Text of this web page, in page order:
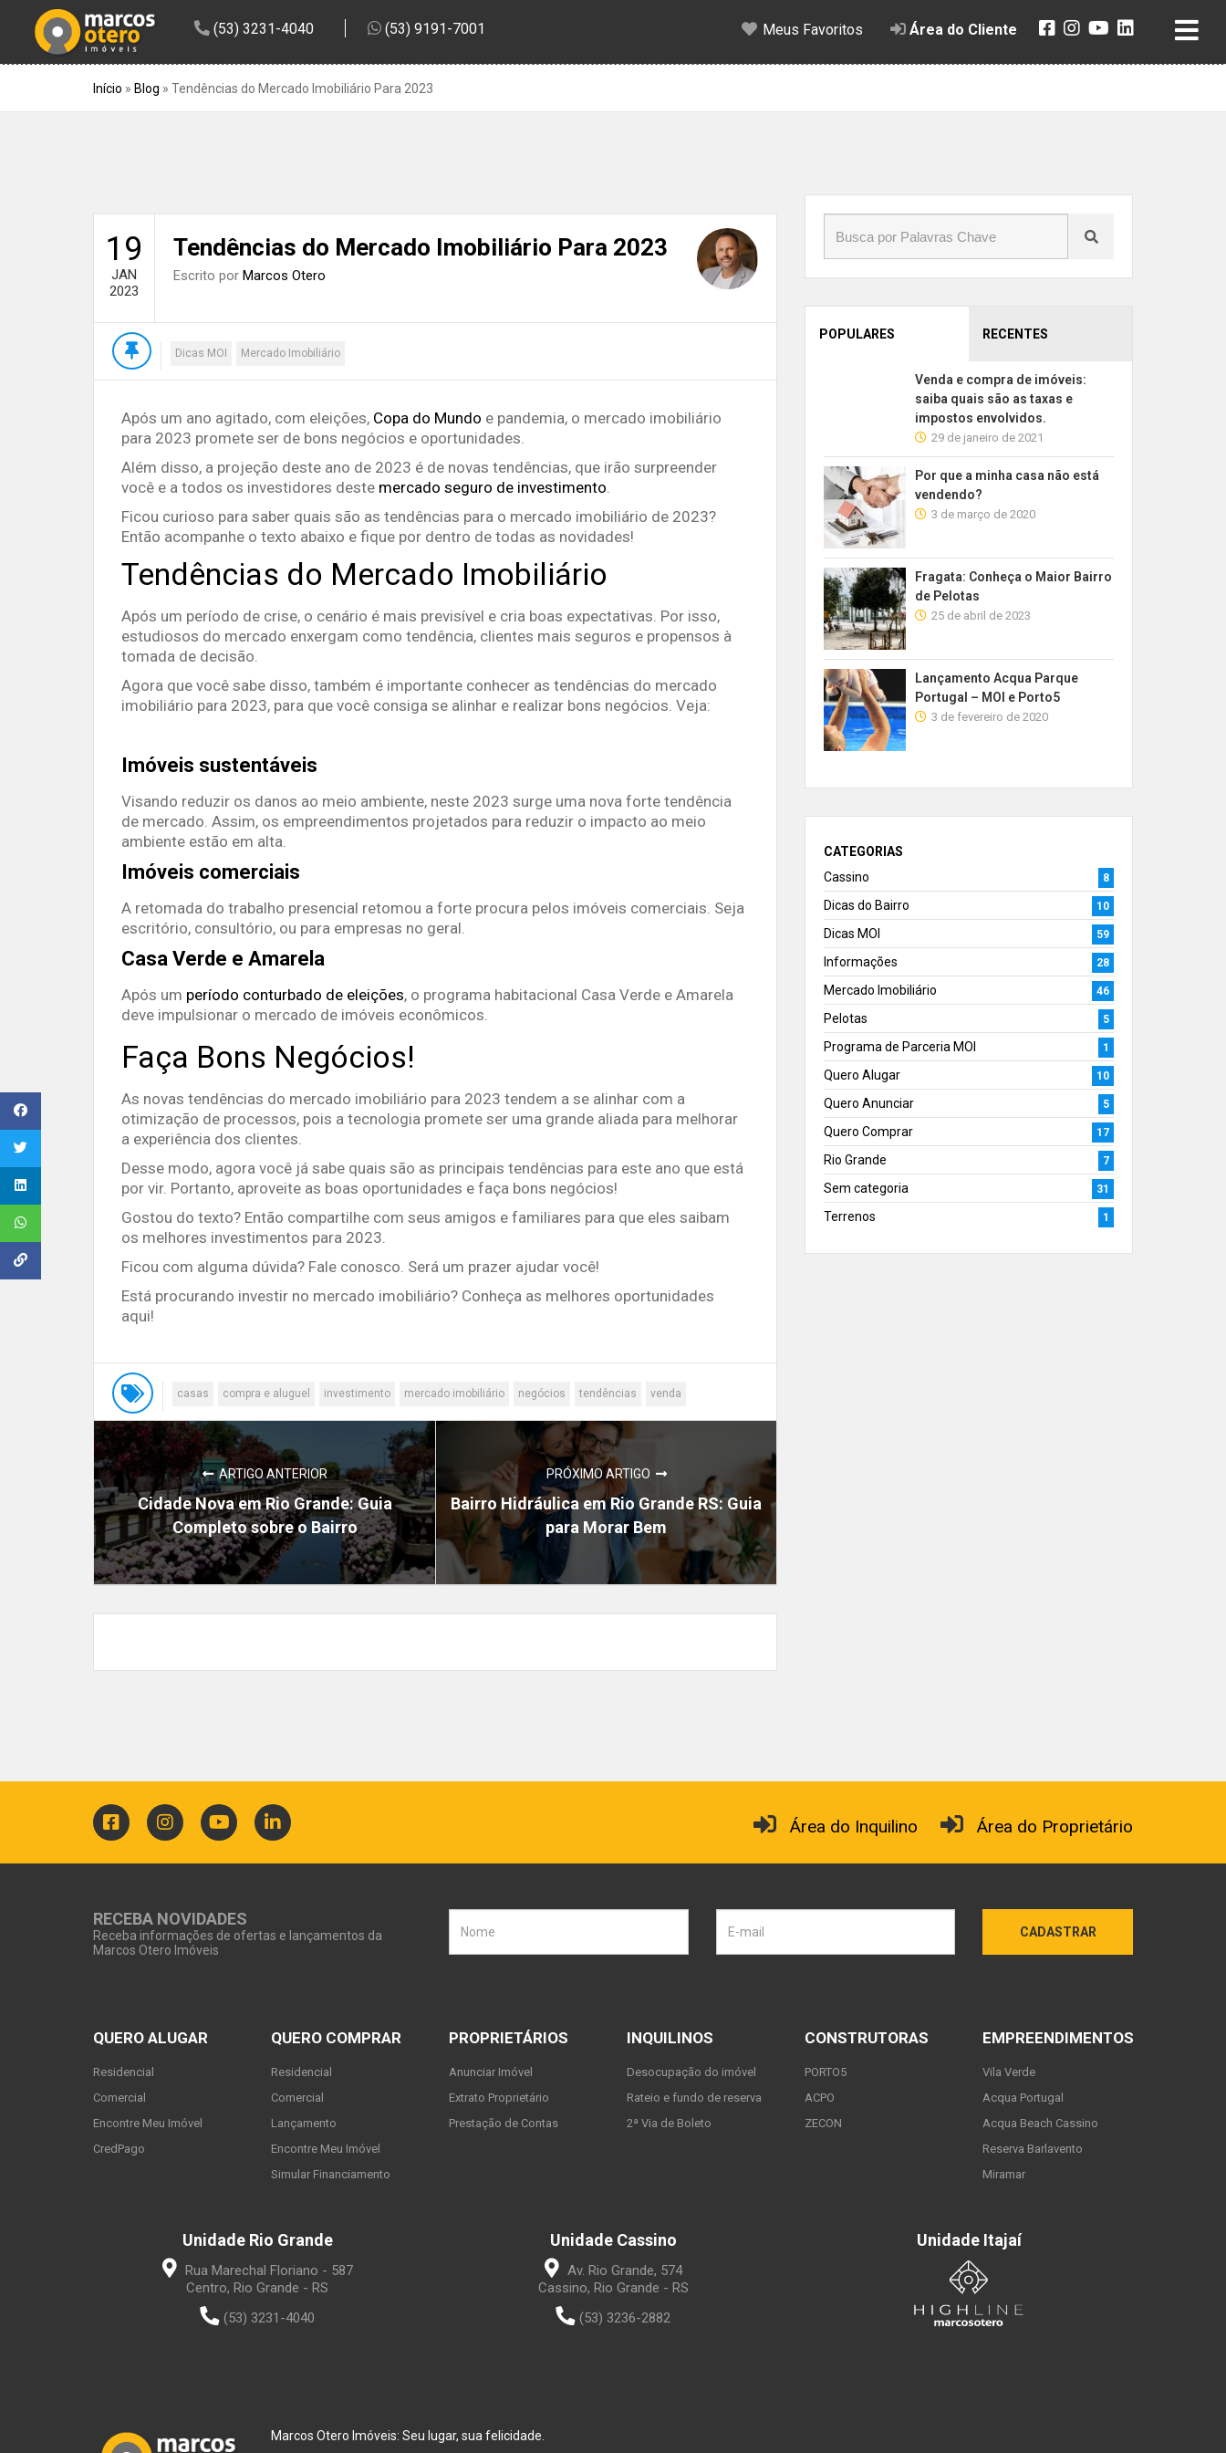
(53) 3231-4040 (53) 9191-7001 Meus Favoritos Área do Cliente
Início » Blog » Tendências do Mercado Imobiliário Para 2023
19
JAN
2023
Tendências do Mercado Imobiliário Para 2023
Escrito por Marcos Otero
Dicas MOI Mercado Imobiliário
Após um ano agitado, com eleições, Copa do Mundo e pandemia, o mercado imobiliário
para 2023 promete ser de bons negócios e oportunidades.
Além disso, a projeção deste ano de 2023 é de novas tendências, que irão surpreender
você e a todos os investidores deste mercado seguro de investimento.
Ficou curioso para saber quais são as tendências para o mercado imobiliário de 2023?
Então acompanhe o texto abaixo e fique por dentro de todas as novidades!
Tendências do Mercado Imobiliário
Após um período de crise, o cenário é mais previsível e cria boas expectativas. Por isso,
estudiosos do mercado enxergam como tendência, clientes mais seguros e propensos à
tomada de decisão.
Agora que você sabe disso, também é importante conhecer as tendências do mercado
imobiliário para 2023, para que você consiga se alinhar e realizar bons negócios. Veja:
Imóveis sustentáveis
Visando reduzir os danos ao meio ambiente, neste 2023 surge uma nova forte tendência
de mercado. Assim, os empreendimentos projetados para reduzir o impacto ao meio
ambiente estão em alta.
Imóveis comerciais
A retomada do trabalho presencial retomou a forte procura pelos imóveis comerciais. Seja
escritório, consultório, ou para empresas no geral.
Casa Verde e Amarela
Após um período conturbado de eleições, o programa habitacional Casa Verde e Amarela
deve impulsionar o mercado de imóveis econômicos.
Faça Bons Negócios!
As novas tendências do mercado imobiliário para 2023 tendem a se alinhar com a
otimização de processos, pois a tecnologia promete ser uma grande aliada para melhorar
a experiência dos clientes.
Desse modo, agora você já sabe quais são as principais tendências para este ano que está
por vir. Portanto, aproveite as boas oportunidades e faça bons negócios!
Gostou do texto? Então compartilhe com seus amigos e familiares para que eles saibam
os melhores investimentos para 2023.
Ficou com alguma dúvida? Fale conosco. Será um prazer ajudar você!
Está procurando investir no mercado imobiliário? Conheça as melhores oportunidades
aqui!
casas compra e aluguel investimento mercado imobiliário negócios tendências venda
ARTIGO ANTERIOR
Cidade Nova em Rio Grande: Guia
Completo sobre o Bairro
PRÓXIMO ARTIGO
Bairro Hidráulica em Rio Grande RS: Guia
para Morar Bem
POPULARES RECENTES
Venda e compra de imóveis:
saiba quais são as taxas e
impostos envolvidos.
29 de janeiro de 2021
Por que a minha casa não está
vendendo?
3 de março de 2020
Fragata: Conheça o Maior Bairro
de Pelotas
25 de abril de 2023
Lançamento Acqua Parque
Portugal – MOI e Porto5
3 de fevereiro de 2020
CATEGORIAS
Cassino
8
Dicas do Bairro 10
Dicas MOI 59
Informações 28
Mercado Imobiliário 46
Pelotas 5
Programa de Parceria MOI 1
Quero Alugar 10
Quero Anunciar 5
Quero Comprar 17
Rio Grande 7
Sem categoria 31
Terrenos 1
Área do Inquilino Área do Proprietário
RECEBA NOVIDADES
Receba informações de ofertas e lançamentos da
Marcos Otero Imóveis
CADASTRAR
QUERO ALUGAR
Residencial
Comercial
Encontre Meu Imóvel
CredPago
QUERO COMPRAR
Residencial
Comercial
Lançamento
Encontre Meu Imóvel
Simular Financiamento
PROPRIETÁRIOS
Anunciar Imóvel
Extrato Proprietário
Prestação de Contas
INQUILINOS
Desocupação do imóvel
Rateio e fundo de reserva
2ª Via de Boleto
CONSTRUTORAS
PORTO5
ACPO
ZECON
EMPREENDIMENTOS
Vila Verde
Acqua Portugal
Acqua Beach Cassino
Reserva Barlavento
Miramar
Unidade Rio Grande
Rua Marechal Floriano - 587
Centro, Rio Grande - RS
(53) 3231-4040
Unidade Cassino
Av. Rio Grande, 574
Cassino, Rio Grande - RS
(53) 3236-2882
Unidade Itajaí
Marcos Otero Imóveis: Seu lugar, sua felicidade.